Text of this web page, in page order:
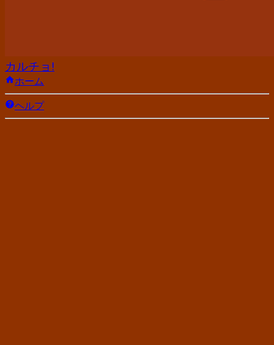
カルチョ!
ホーム
ヘルプ